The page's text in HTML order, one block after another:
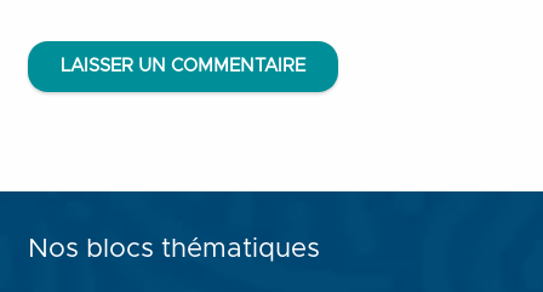
LAISSER UN COMMENTAIRE
Nos blocs thématiques